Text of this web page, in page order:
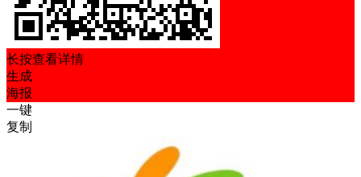
长按查看详情
生成
海报
一键
复制